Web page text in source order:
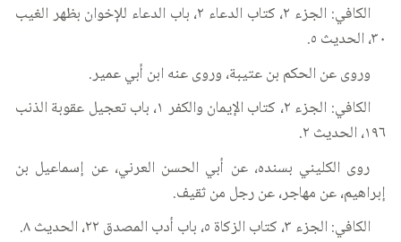
الكافي: الجزء ٢، كتاب الدعاء ٢، باب الدعاء للإخوان بظهر الغيب
٣٠، الحديث ٥.
وروى عن الحكم بن عتيبة، وروى عنه ابن أبي عمير.
الكافي: الجزء ٢، كتاب الإيمان والكفر ١، باب تعجيل عقوبة الذنب
١٩٦، الحديث ٢.
روى الكليني بسنده، عن أبي الحسن العرني، عن إسماعيل بن
إبراهيم، عن مهاجر، عن رجل من ثقيف.
الكافي: الجزء ٣، كتاب الزكاة ٥، باب أدب المصدق ٢٢، الحديث ٨.